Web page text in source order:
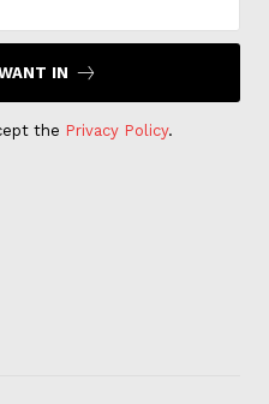
IN
the Privacy Policy.